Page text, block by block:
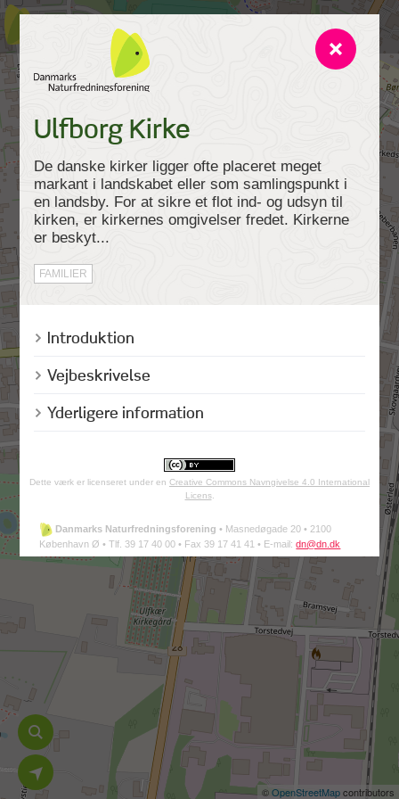
©OpenStreetMapcontributors
Ulfborg Kirke
De danske kirker ligger ofte placeret meget
markant i landskabet eller som samlingspunkt i
en landsby. For at sikre et flot ind- og udsyn til
kirken, er kirkernes omgivelser fredet. Kirkerne
er beskyt...
FAMILIER
Introduktion
Vejbeskrivelse
Yderligere information
Dette værk er licenseret under en Creative Commons Navngivelse 4.0 International
Licens.
Danmarks Naturfredningsforening • Masnedøgade 20 • 2100
København Ø • Tlf. 39 17 40 00 • Fax 39 17 41 41 • E-mail:dn@dn.dk